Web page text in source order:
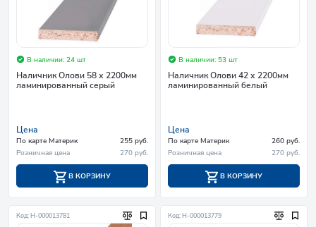
В наличии: 24 шт
Наличник Олови 58 х 2200мм
ламинированный серый
Цена
По карте Материк
255 руб.
Розничная цена
270 руб.
В КОРЗИНУ
В наличии: 53 шт
Наличник Олови 42 х 2200мм
ламинированный белый
Цена
По карте Материк
260 руб.
Розничная цена
270 руб.
В КОРЗИНУ
Код: Н-000013781 Код: Н-000013779